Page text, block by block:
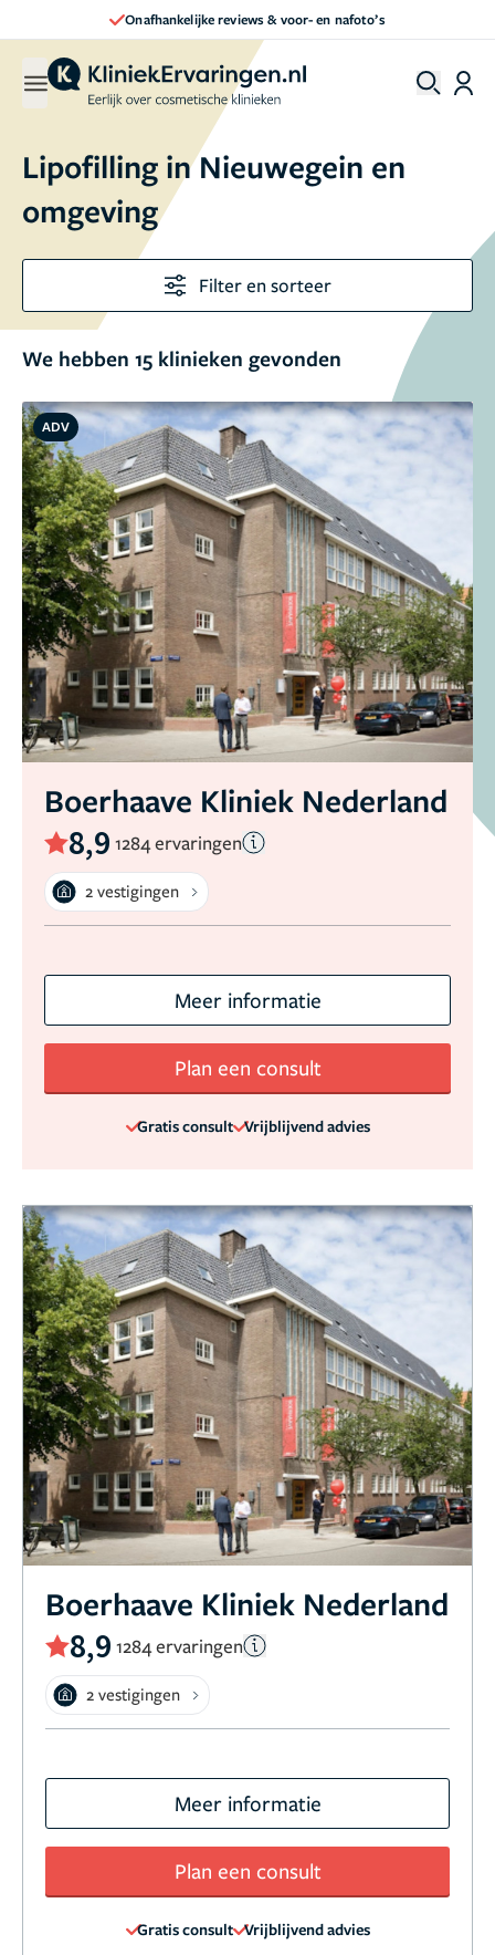
Direct een afspraak maken
Lipofilling in Nieuwegein en
omgeving
Filter en sorteer
We hebben 15 klinieken gevonden
ADV
Boerhaave Kliniek Nederland
8,9 1284 ervaringen
2 vestigingen
Meer informatie
Plan een consult
Gratis consult Vrijblijvend advies
Boerhaave Kliniek Nederland
8,9 1284 ervaringen
2 vestigingen
Meer informatie
Plan een consult
Gratis consult Vrijblijvend advies